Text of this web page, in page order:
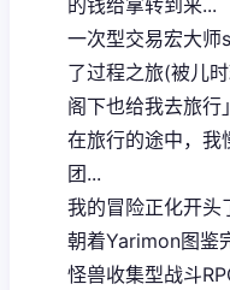
一次型交易宏大师
了过程之旅(被儿
阁下也给我去旅行
在旅行的途中，我
团...
我的冒险正化开头
朝着Yarimon图鉴
怪兽收集型战斗